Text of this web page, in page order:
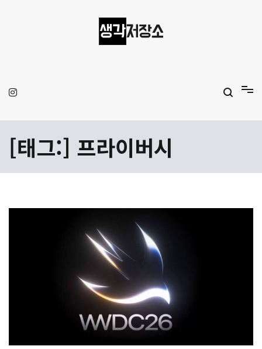
[태그:] 프라이버시